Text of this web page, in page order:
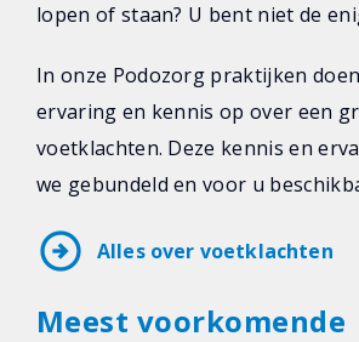
lopen of staan? U bent niet de
In onze Podozorg praktijken
ervaring en kennis op over een
voetklachten. Deze kennis en
we gebundeld en voor u
arrow_circle_right Alles over voetklachten
Meest voorkomende